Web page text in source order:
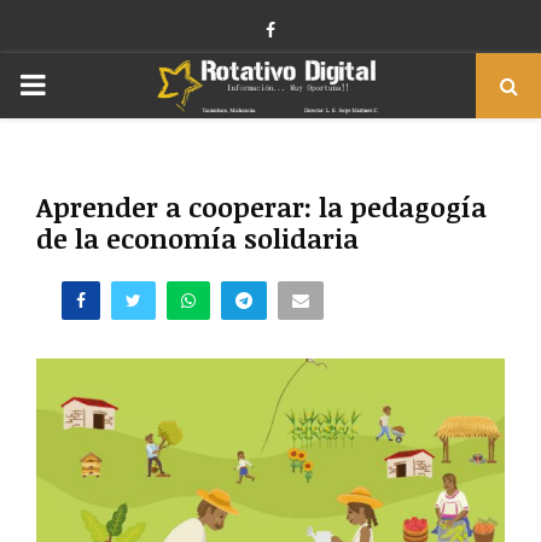
Facebook
PRIMARY
Aprender a cooperar: la pedagogía
de la economía solidaria